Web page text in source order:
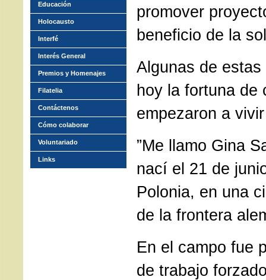
promover
beneficio de la
Algunas de
hoy la fortuna de
empezaron a
”Me llamo Gina
nací el 21 de
Polonia, en una
de la frontera
En el campo fue
de trabajo
Educación
Holocausto
Interfé
Interés General
Premios y Homenajes
Filatelia
Contáctenos
Cómo colaborar
Voluntariado
Links